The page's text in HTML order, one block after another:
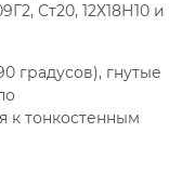
Ст20, 12Х18Н10 и
градусов), гнутые
к тонкостенным